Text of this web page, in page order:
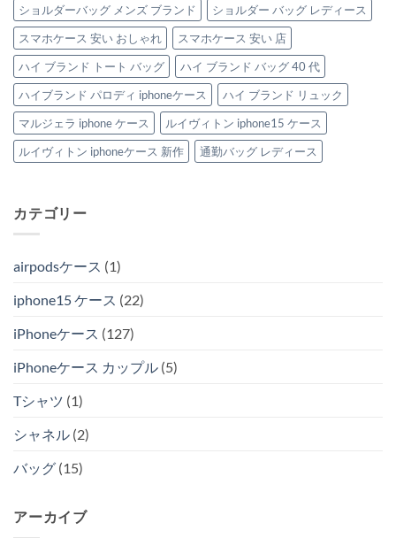
ショルダーバッグ メンズ ブランド
ショルダー バッグ レディース
スマホケース 安い おしゃれ
スマホケース 安い 店
ハイ ブランド トート バッグ
ハイ ブランド バッグ 40 代
ハイブランド パロディ iphoneケース
ハイ ブランド リュック
マルジェラ iphone ケース
ルイヴィトン iphone15 ケース
ルイヴィトン iphoneケース 新作
通勤バッグ レディース
カテゴリー
airpodsケース (1)
iphone15 ケース (22)
iPhoneケース (127)
iPhoneケース カップル (5)
Tシャツ (1)
シャネル (2)
バッグ (15)
アーカイブ